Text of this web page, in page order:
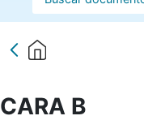
CARA B